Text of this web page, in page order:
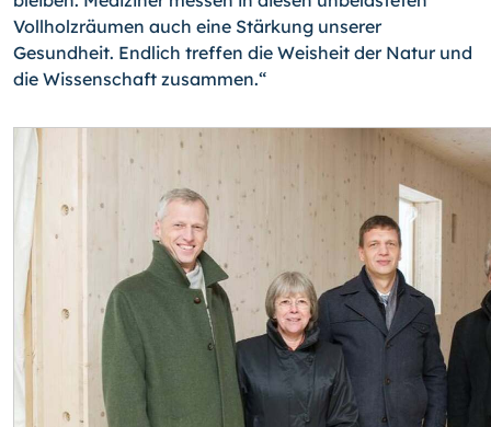
Vollholzräumen auch eine Stärkung unserer
Gesundheit. Endlich treffen die Weisheit der Natur und
die Wissenschaft zusammen.“